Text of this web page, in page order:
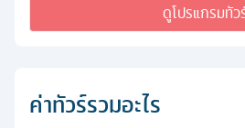
ดูโปรแกรมทัว
ค่าทัวร์รวมอะไร